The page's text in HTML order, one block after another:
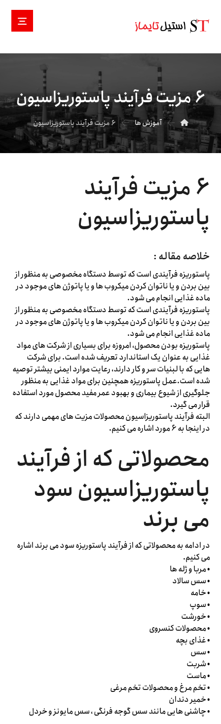
۶ مزیت فرآیند پاستوریزاسیون
آموزش ها ۶ مزیت فرآیند پاستوریزاسیون
۶ مزیت فرآیند
پاستوریزاسیون
خلاصه مقاله :
پاستوریزه فرآیندی است که توسط دستگاه مخصوصی به منظور از
بین بردن و یا ناتوان کردن میکروب ها و یا پاتوژن های موجود در
ماده غذایی انجام می شود.
پاستوریزه فرآیندی است که توسط دستگاه مخصوصی به منظور از
بین بردن و یا ناتوان کردن میکروب ها و یا پاتوژن های موجود در
ماده غذایی انجام می شود.
پاستوریزه بودن محصول، امروزه برای بسیاری از شرکت های مواد
غذایی به عنوان یک استاندارد تعریف شده است. برای شرکت
هایی که با لبنیات سر و کار دارند، رعایت موارد ایمنی بیشتر توصیه
شده است.عمل پاستوریزه همچنین برای مواد غذایی به منظور
جلوگیری از شیوع بیماری و بهبود عمر مفید محصول مورد استفاده
قرار می گیرد.
البته فرآیند پاستوریزاسیون محصولات مزیت های مهمی دارند که
در اینجا به ۶ مورد اشاره می کنیم.
محصولاتی که از فرآیند
پاستوریزاسیون سود
می برند
در ادامه به محصولاتی که از فرآیند پاستوریزه سود می برند اشاره
می کنیم.
• مربا و ژله ها
• سس سالاد
• خامه
• سوپ
• خورشت
• محصولات کنسروی
• غذای بچه
• سس
• شربت
• ماست
• تخم مرغ و محصولات تخم مرغی
• خمیر دندان
• چاشنی هایی مانند سس گوجه فرنگی ، سس مایونز و خردل